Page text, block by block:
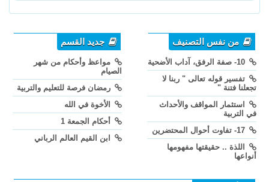
من نفس التصنيف
تفسير قوله تعالى " ربنا لا
تجعلنا فتنة "
استثمار المواقف والأحداث
في التربية
اللذة .. حقيقتها مفهومها
أنواعها
جديد القسم
مواعظ وأحكام من شهر
الصيام
رمضان فرصة للتعليم والتربية
الأخوة في الله
أحكام الجمعة 1
ابن القيم العالم الرباني